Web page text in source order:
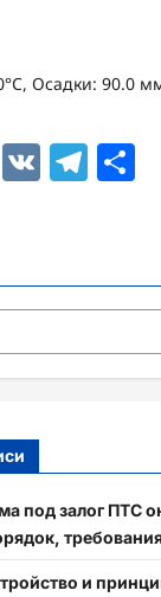
Осадки: 90.0
Viber
VK
под залог ПТС
и